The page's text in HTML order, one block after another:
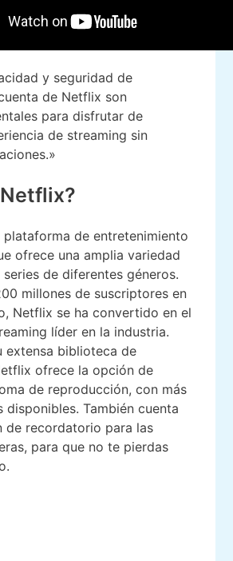
y seguridad de
de Netflix son
para disfrutar de
de streaming sin
plataforma de entretenimiento
ofrece una amplia variedad
de diferentes géneros.
millones de suscriptores en
Netflix se ha convertido en el
líder en la industria.
extensa biblioteca de
ofrece la opción de
de reproducción, con más
disponibles. También cuenta
de recordatorio para las
para que no te pierdas